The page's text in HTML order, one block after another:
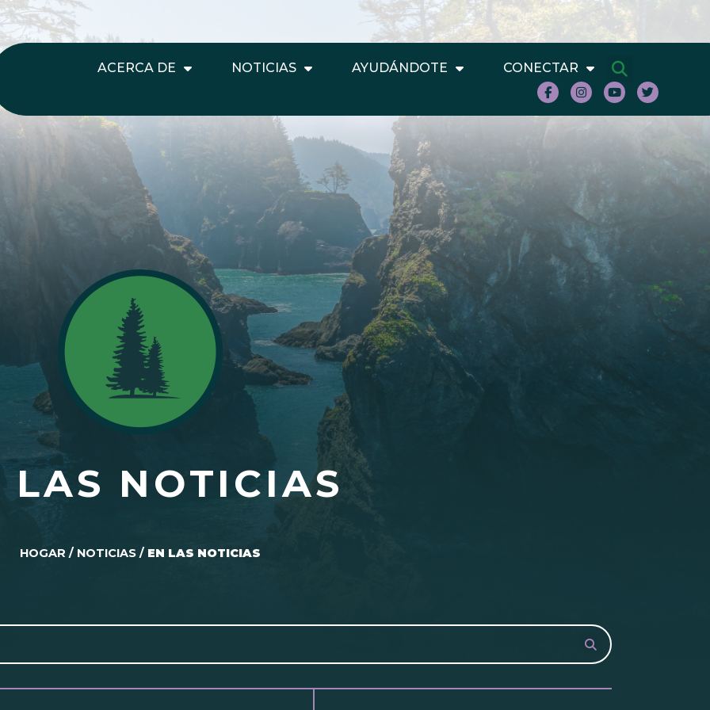
ACERCA DE NOTICIAS AYUDÁNDOTE CONECTAR
LAS NOTICIAS
HOGAR / NOTICIAS / EN LAS NOTICIAS